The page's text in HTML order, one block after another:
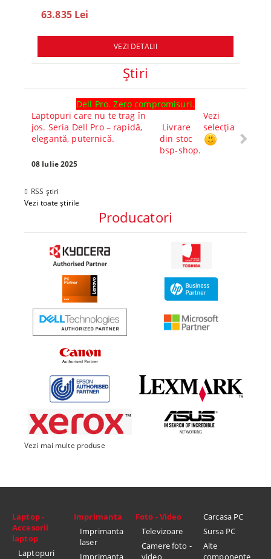
63.835 Lei
VEZI DETALII
Ştiri
Dell Pro. Zero compromisuri.
Laptopuri care nu te trag în
jos. Seria Dell Pro – rapidă,
elegantă, puternică.
Livrare
din stoc
bsp-shop.
Vezi
selecția
08 Iulie 2025
RSS știri
Vezi toate știrile
Producatori
Vezi mai multe produse
Laptop -
Accesorii
laptop
Laptopuri
Imprimanta
Imprimanta
laser
Imprimanta
Foto - Video
Televizoare
Camere foto -
video
Carcasa PC
Sursa PC
Alte
componente